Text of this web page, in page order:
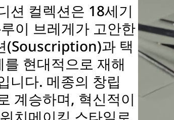
션 컬렉션은 18세기
이 브레게가 고안한
(Souscription)과 택
현대적으로 재해
니다. 메종의 창립
계승하며, 혁신적이